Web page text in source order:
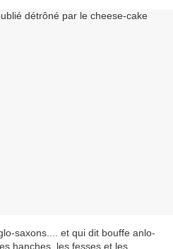
saxons.... et qui dit bouffe anlo-
hanches, les fesses et les